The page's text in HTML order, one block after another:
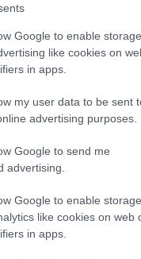
Google to enable storage
like cookies on
in apps.
my user data to be sent
advertising purposes.
Google to send me
advertising.
Google to enable storage
like cookies on web
in apps.
anche se un
per un attimo il Pd
essere un buon
in effetti, lo